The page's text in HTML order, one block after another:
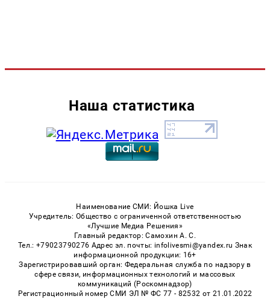
Наша статистика
Наименование СМИ: Йошка Live
Учредитель: Общество с ограниченной ответственностью
«Лучшие Медиа Решения»
Главный редактор: Самохин А. С.
Тел.: +79023790276 Адрес эл. почты: infolivesmi@yandex.ru Знак
информационной продукции: 16+
Зарегистрировавший орган: Федеральная служба по надзору в
сфере связи, информационных технологий и массовых
коммуникаций (Роскомнадзор)
Регистрационный номер СМИ ЭЛ № ФС 77 - 82532 от 21.01.2022